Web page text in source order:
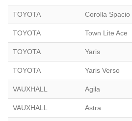
TOYOTA Corolla Spacio
TOYOTA Town Lite Ace
TOYOTA Yaris
TOYOTA Yaris Verso
VAUXHALL Agila
VAUXHALL Astra